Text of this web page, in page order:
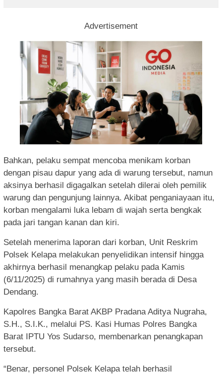
Advertisement
Bahkan, pelaku sempat mencoba menikam korban
dengan pisau dapur yang ada di warung tersebut, namun
aksinya berhasil digagalkan setelah dilerai oleh pemilik
warung dan pengunjung lainnya. Akibat penganiayaan itu,
korban mengalami luka lebam di wajah serta bengkak
pada jari tangan kanan dan kiri.
Setelah menerima laporan dari korban, Unit Reskrim
Polsek Kelapa melakukan penyelidikan intensif hingga
akhirnya berhasil menangkap pelaku pada Kamis
(6/11/2025) di rumahnya yang masih berada di Desa
Dendang.
Kapolres Bangka Barat AKBP Pradana Aditya Nugraha,
S.H., S.I.K., melalui PS. Kasi Humas Polres Bangka
Barat IPTU Yos Sudarso, membenarkan penangkapan
tersebut.
“Benar, personel Polsek Kelapa telah berhasil